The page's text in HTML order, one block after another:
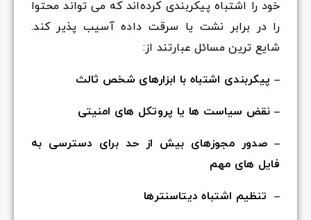
خود را اشتباه پیکربندی کرده‌اند که می تواند محتوا
را در برابر نشت یا سرقت داده آسیب پذیر کند.
شایع ترین مسائل عبارتند از:
– پیکربندی اشتباه با ابزارهای شخص ثالث
– نقض سیاست ها یا پروتکل های امنیتی
– صدور مجوزهای بیش از حد برای دسترسی به
فایل های مهم
– تنظیم اشتباه دیتاسنترها